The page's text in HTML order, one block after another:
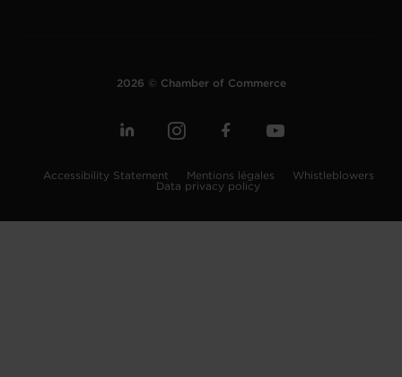
2026 © Chamber of Commerce
Accessibility Statement Mentions légales
Whistleblowers
Data privacy policy